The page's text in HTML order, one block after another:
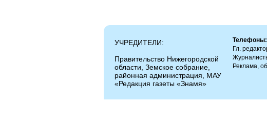
УЧРЕДИТЕЛИ:
Правительство Нижегородской
области, Земское собрание,
районная администрация, МАУ
«Редакция газеты «Знамя»
Телефоны:
Гл.
Реклама,